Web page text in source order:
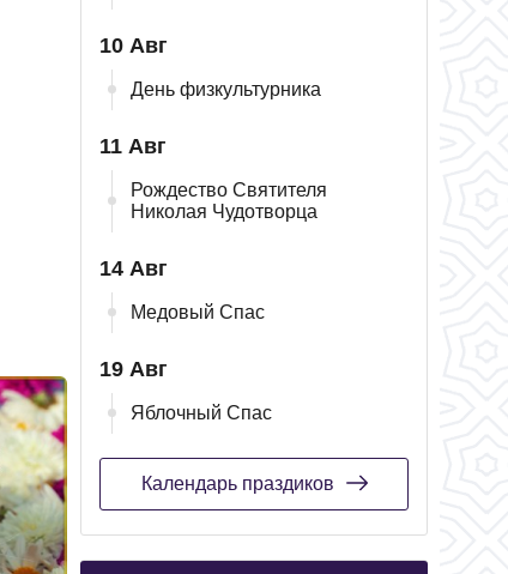
10 Авг
День физкультурника
11 Авг
Рождество Святителя
Николая Чудотворца
14 Авг
Медовый Спас
19 Авг
Яблочный Спас
Календарь праздиков